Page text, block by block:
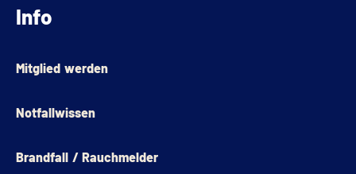
Info
Mitglied werden
Notfallwissen
Brandfall / Rauchmelder